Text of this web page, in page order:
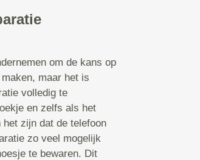
om de kans op
maar het is
volledig te
en zelfs als het
zijn dat de telefoon
zo veel mogelijk
te bewaren. Dit